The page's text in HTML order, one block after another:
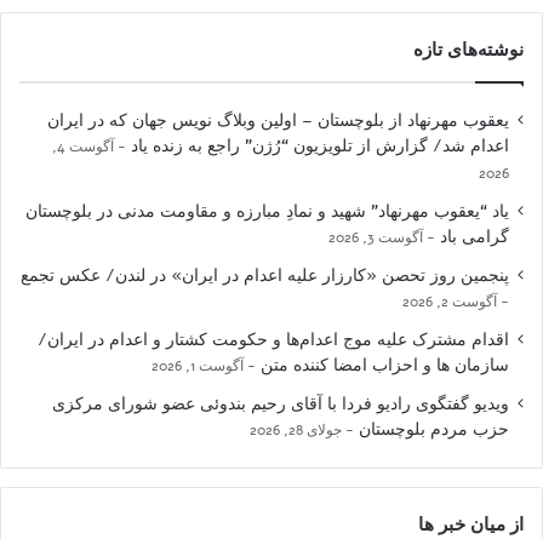
نوشته‌های تازه
یعقوب مهرنهاد از بلوچستان – اولین وبلاگ نویس جهان که در ایران
اعدام شد/ گزارش از تلویزیون “رُژن” راجع به زنده یاد
آگوست 4,
2026
یاد “یعقوب مهرنهاد” شهید و نمادِ مبارزه و مقاومت مدنی در بلوچستان
گرامی باد
آگوست 3, 2026
پنجمین روز تحصن «کارزار علیه اعدام در ایران» در لندن/ عکس تجمع
آگوست 2, 2026
اقدام مشترک علیه موج اعدام‌ها و حکومت کشتار و اعدام در ایران/
سازمان ها و احزاب امضا کننده متن
آگوست 1, 2026
ویدیو گفتگوی رادیو فردا با آقای رحیم بندوئی عضو شورای مرکزی
حزب مردم بلوچستان
جولای 28, 2026
از میان خبر ها